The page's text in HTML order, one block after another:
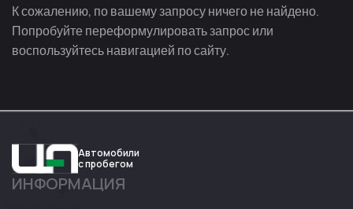
К сожалению, по вашему запросу ничего не найдено.
Попробуйте переформулировать запрос или
воспользуйтесь навигацией по сайту.
Авто
Автомобили
с пробегом
ИНФОРМАЦИЯ